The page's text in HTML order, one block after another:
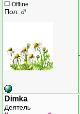
Offline
Пол:
Dimka
Деятель